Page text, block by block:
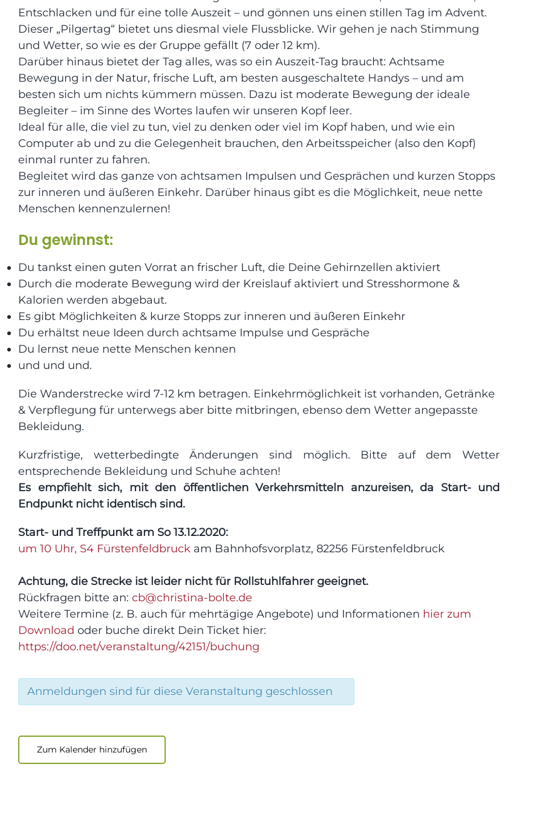
Entschlacken und für eine tolle Auszeit – und gönnen uns einen stillen Tag im Advent.
Dieser „Pilgertag“ bietet uns diesmal viele Flussblicke. Wir gehen je nach Stimmung
und Wetter, so wie es der Gruppe gefällt (7 oder 12 km).
Darüber hinaus bietet der Tag alles, was so ein Auszeit-Tag braucht: Achtsame
Bewegung in der Natur, frische Luft, am besten ausgeschaltete Handys – und am
besten sich um nichts kümmern müssen. Dazu ist moderate Bewegung der ideale
Begleiter – im Sinne des Wortes laufen wir unseren Kopf leer.
Ideal für alle, die viel zu tun, viel zu denken oder viel im Kopf haben, und wie ein
Computer ab und zu die Gelegenheit brauchen, den Arbeitsspeicher (also den Kopf)
einmal runter zu fahren.
Begleitet wird das ganze von achtsamen Impulsen und Gesprächen und kurzen Stopps
zur inneren und äußeren Einkehr. Darüber hinaus gibt es die Möglichkeit, neue nette
Menschen kennenzulernen!
Du gewinnst:
Du tankst einen guten Vorrat an frischer Luft, die Deine Gehirnzellen aktiviert
Durch die moderate Bewegung wird der Kreislauf aktiviert und Stresshormone &
Kalorien werden abgebaut.
Es gibt Möglichkeiten & kurze Stopps zur inneren und äußeren Einkehr
Du erhältst neue Ideen durch achtsame Impulse und Gespräche
Du lernst neue nette Menschen kennen
und und und.
Die Wanderstrecke wird 7-12 km betragen. Einkehrmöglichkeit ist vorhanden, Getränke
& Verpflegung für unterwegs aber bitte mitbringen, ebenso dem Wetter angepasste
Bekleidung.
Kurzfristige, wetterbedingte Änderungen sind möglich. Bitte auf dem Wetter
entsprechende Bekleidung und Schuhe achten!
Es empfiehlt sich, mit den öffentlichen Verkehrsmitteln anzureisen, da Start- und
Endpunkt nicht identisch sind.
Start- und Treffpunkt am So 13.12.2020:
um 10 Uhr, S4 Fürstenfeldbruck am Bahnhofsvorplatz, 82256 Fürstenfeldbruck
Achtung, die Strecke ist leider nicht für Rollstuhlfahrer geeignet.
Rückfragen bitte an: cb@christina-bolte.de
Weitere Termine (z. B. auch für mehrtägige Angebote) und Informationen hier zum
Download oder buche direkt Dein Ticket hier:
https://doo.net/veranstaltung/42151/buchung
Anmeldungen sind für diese Veranstaltung geschlossen
Zum Kalender hinzufügen